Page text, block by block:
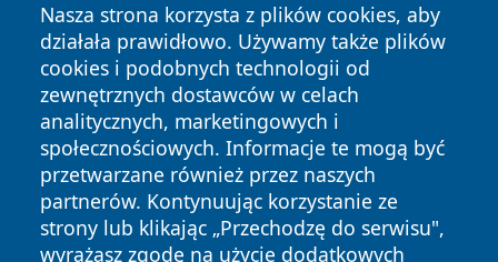
Nasza strona korzysta z plików cookies, aby
działała prawidłowo. Używamy także plików
cookies i podobnych technologii od
zewnętrznych dostawców w celach
analitycznych, marketingowych i
społecznościowych. Informacje te mogą być
przetwarzane również przez naszych
partnerów. Kontynuując korzystanie ze
strony lub klikając „Przechodzę do serwisu",
wyrażasz zgodę na użycie dodatkowych
Copyright © 2026 irybnik.pl Wszystkie prawa zastrzeżone.
Polityka
Polityka